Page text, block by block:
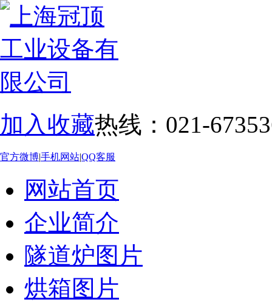
加入收藏热线：021-
官方微博|手机网站|QQ客服
网站首页
企业简介
隧道炉图片
烘箱图片